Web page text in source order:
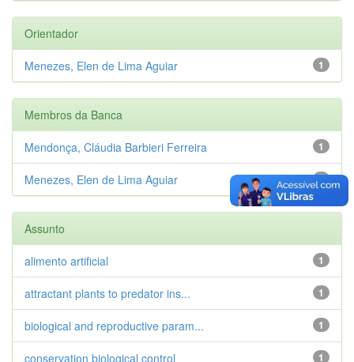
Orientador
1
Menezes, Elen de Lima Aguiar
Membros da Banca
1
Mendonça, Cláudia Barbieri Ferreira
1
Menezes, Elen de Lima Aguiar
Assunto
1
alimento artificial
1
attractant plants to predator ins...
1
biological and reproductive param...
1
conservation biological control